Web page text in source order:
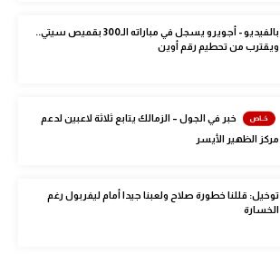
بالفيديو - أجويرو يسجل في مباراته الـ300 بقميص سيتي..
ويقترب من تحطيم رقم أوين
خبر في الجول – الزمالك يتابع ثلاثة لاعبين لدعم
مركز الظهير الأيسر
توخيل: قللنا خطورة صلاح ولعبنا جيدا أمام ليفربول رغم
الخسارة